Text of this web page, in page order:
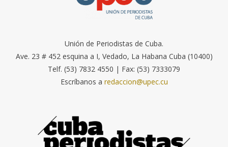
Unión de Periodistas de Cuba.
Ave. 23 # 452 esquina a I, Vedado, La Habana Cuba (10400)
Telf. (53) 7832 4550 | Fax: (53) 7333079
Escríbanos a redaccion@upec.cu